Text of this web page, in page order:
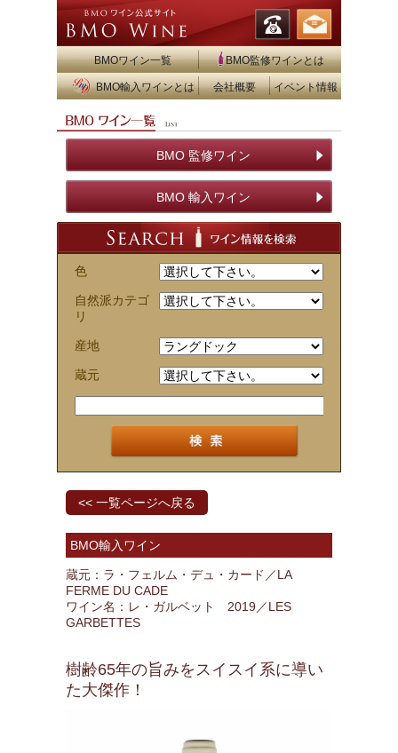
BMOワイン一覧 BMO監修ワインとは
BMO輸入ワインとは 会社概要 イベント情報
BMO 監修ワイン
BMO 輸入ワイン
色
自然派カテゴ
リ
産地
蔵元
<< 一覧ページへ戻る
BMO輸入ワイン
蔵元：ラ・フェルム・デュ・カード／LA
FERME DU CADE
ワイン名：レ・ガルベット 2019／LES
GARBETTES
樹齢65年の旨みをスイスイ系に導い
た大傑作！